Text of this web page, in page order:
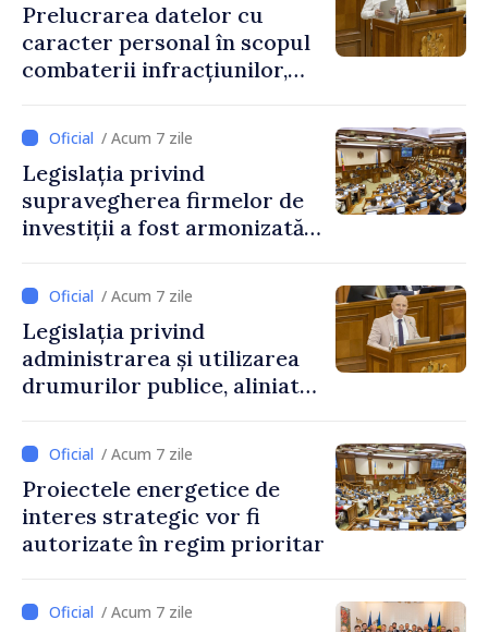
Prelucrarea datelor cu
caracter personal în scopul
combaterii infracțiunilor,
/ Acum 7 zile
Legislația privind
supravegherea firmelor de
investiții a fost armonizată
/ Acum 7 zile
Legislația privind
administrarea și utilizarea
drumurilor publice, aliniată
/ Acum 7 zile
Proiectele energetice de
interes strategic vor fi
autorizate în regim prioritar
/ Acum 7 zile